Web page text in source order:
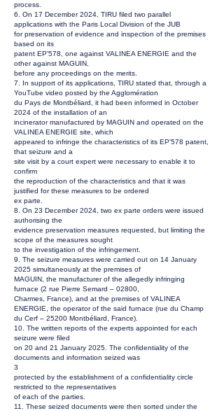
process.
6. On 17 December 2024, TIRU filed two parallel
applications with the Paris Local Division of the JUB
for preservation of evidence and inspection of the premises
based on its
patent EP'578, one against VALINEA ENERGIE and the
other against MAGUIN,
before any proceedings on the merits.
7. In support of its applications, TIRU stated that, through a
YouTube video posted by the Agglomération
du Pays de Montbéliard, it had been informed in October
2024 of the installation of an
incinerator manufactured by MAGUIN and operated on the
VALINEA ENERGIE site, which
appeared to infringe the characteristics of its EP'578 patent,
that seizure and a
site visit by a court expert were necessary to enable it to
confirm
the reproduction of the characteristics and that it was
justified for these measures to be ordered
ex parte.
8. On 23 December 2024, two ex parte orders were issued
authorising the
evidence preservation measures requested, but limiting the
scope of the measures sought
to the investigation of the infringement.
9. The seizure measures were carried out on 14 January
2025 simultaneously at the premises of
MAGUIN, the manufacturer of the allegedly infringing
furnace (2 rue Pierre Semard – 02800,
Charmes, France), and at the premises of VALINEA
ENERGIE, the operator of the said furnace (rue du Champ
du Cerf – 25200 Montbéliard, France).
10. The written reports of the experts appointed for each
seizure were filed
on 20 and 21 January 2025. The confidentiality of the
documents and information seized was
3
protected by the establishment of a confidentiality circle
restricted to the representatives
of each of the parties.
11. These seized documents were then sorted under the